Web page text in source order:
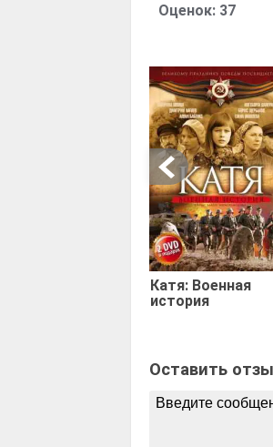
Оценок: 37
Катя: Военная
история
Оставить